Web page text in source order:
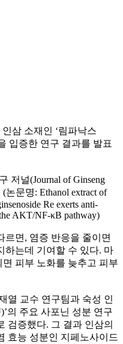
삼 소재인 ‘림파낙스
입증한 연구 결과를 발표
저널(Journal of Ginseng
논문명: Ethanol extract of
Re exerts anti-
AKT/NF-κB pathway)
르면, 염증 반응을 줄이면
하는데 기여할 수 있다. 마
피부 노화를 늦추고 피부
열 교수 연구팀과 숙성 인
의 주요 사포닌 성분 연구
검증했다. 그 결과 인삼의
효능 성분인 지페노사이드